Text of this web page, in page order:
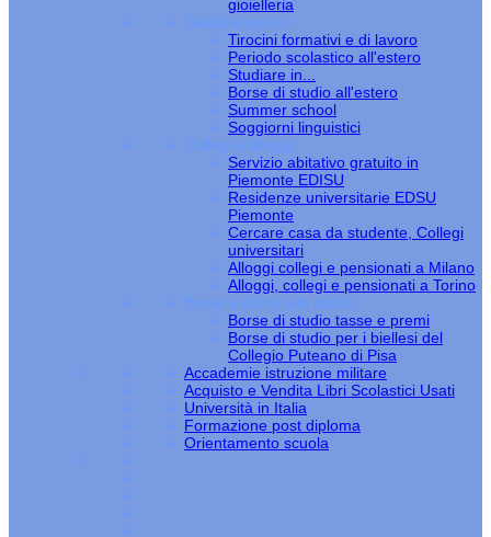
gioielleria
Studiare estero
Tirocini formativi e di lavoro
Periodo scolastico all'estero
Studiare in...
Borse di studio all'estero
Summer school
Soggiorni linguistici
Collegi e alloggi
Servizio abitativo gratuito in
Piemonte EDISU
Residenze universitarie EDSU
Piemonte
Cercare casa da studente, Collegi
universitari
Alloggi collegi e pensionati a Milano
Alloggi, collegi e pensionati a Torino
Borse e diritto allo studio
Borse di studio tasse e premi
Borse di studio per i biellesi del
Collegio Puteano di Pisa
Accademie istruzione militare
Acquisto e Vendita Libri Scolastici Usati
Università in Italia
Formazione post diploma
Orientamento scuola